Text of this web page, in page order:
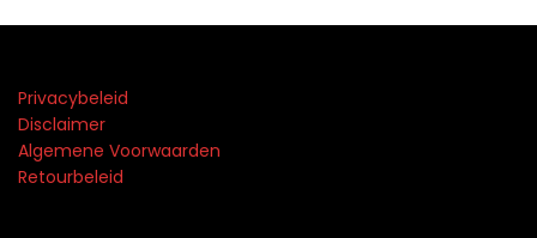
Privacybeleid
Disclaimer
Algemene Voorwaarden
Retourbeleid